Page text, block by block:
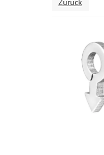
Zurück